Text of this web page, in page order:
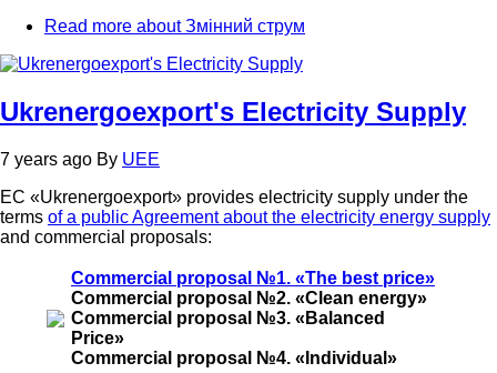
Read more about Змінний струм
Ukrenergoexport's Electricity Supply
7 years ago By UEE
EC «Ukrenergoexport» provides electricity supply under the
terms of a public Agreement about the electricity energy supply
and commercial proposals:
Commerсial proposal №1. «The best price»
Commercial proposal №2. «Clean energy»
Commercial proposal №3. «Balanced
Price»
Commercial proposal №4. «Individual»